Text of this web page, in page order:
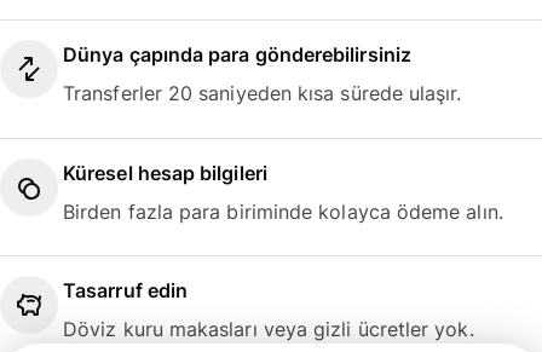
Dünya çapında para gönderebilirsiniz
Transferler 20 saniyeden kısa sürede ulaşır.
Küresel hesap bilgileri
Birden fazla para biriminde kolayca ödeme alın.
Tasarruf edin
Döviz kuru makasları veya gizli ücretler yok.